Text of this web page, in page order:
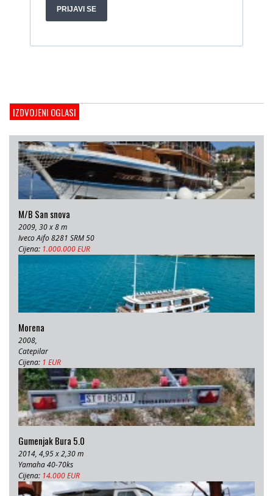
2009, 30 x 8 m, Iveco Aifo 8281 SRM 50
Gulet Adriatic Holiday
1983, 8,33 x 2,83 m, iveco unutarnji 205 kW
Cijena:
IZDVOJENI OGLASI
M/B San snova
2009, 30 x 8 m
Iveco Aifo 8281 SRM 50
Cijena: 1.000.000 EUR
Morena
2008,
Catepilar
Cijena: 1 EUR
Gumenjak Bura 5.0
2014, 4,95 x 2,30 m
Yamaha 40-70ks
Cijena: 14.000 EUR